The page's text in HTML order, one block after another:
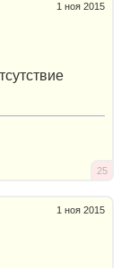
1 ноя 2015
25
1 ноя 2015